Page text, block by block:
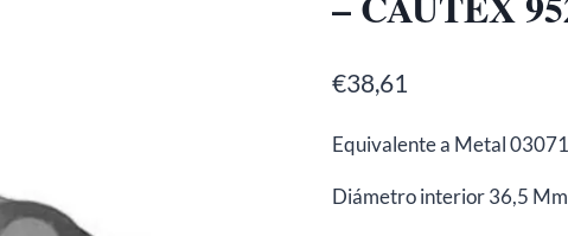
€38,61
Equivalente a Metal 03071
Diámetro interior36,5 Mm